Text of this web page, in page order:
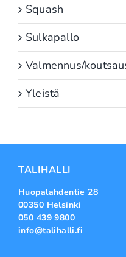
Squash
Sulkapallo
Valmennus/
Yleistä
TALIHALLI
Huopalahdentie 28
00350 Helsinki
050 439 9800
info@talihalli.fi